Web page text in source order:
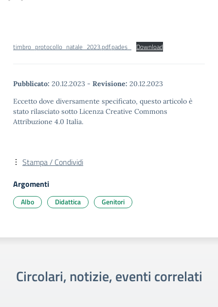
timbro_protocollo_natale_2023.pdf.pades_ Download
Pubblicato: 20.12.2023 - Revisione: 20.12.2023
Eccetto dove diversamente specificato, questo articolo è
stato rilasciato sotto Licenza Creative Commons
Attribuzione 4.0 Italia.
Stampa / Condividi
Argomenti
Albo Didattica Genitori
Circolari, notizie, eventi correlati